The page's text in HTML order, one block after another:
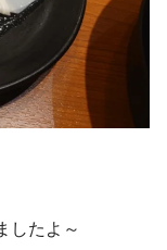
したよ～